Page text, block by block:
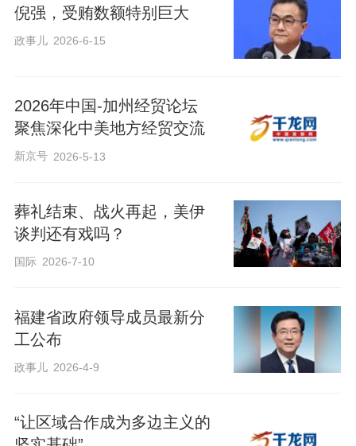
倪强，受贿数额特别巨大
政事儿 2026-6-15
2026年中国-加州经贸论坛
聚焦深化中美地方经贸交流
新京号 2026-5-13
葬礼结束、战火再起，美伊
谈判还有戏吗？
国际 2026-7-10
福建省政府领导成员最新分
工公布
政事儿 2026-4-9
“让区域合作成为多边主义的